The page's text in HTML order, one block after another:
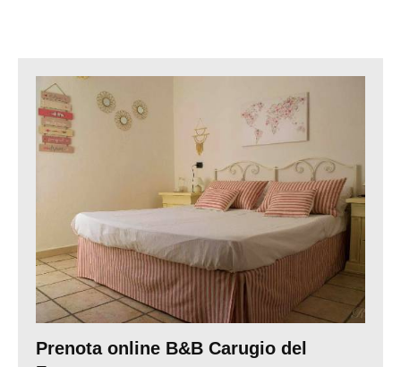
Prenota online B&B Carugio del